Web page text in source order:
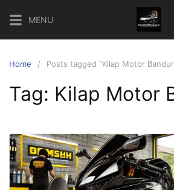
content
MENU
Home Posts tagged “Kilap Motor
Tag: Kilap Motor